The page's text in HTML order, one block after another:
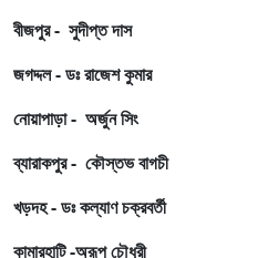
বীজপুর - সুদীপ্ত দাস
জগদ্দল - ডঃ রাজেশ কুমার
নোয়াপাড়া - অর্জুন সিং
ব্যারাকপুর - কৌস্তভ বাগচী
খড়দহ - ডঃ কল্যাণ চক্রবর্তী
কামারহাটি -অরূপ চৌধুরী